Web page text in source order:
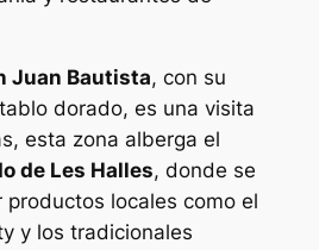
Juan Bautista, con su
dorado, es una visita
esta zona alberga el
de Les Halles, donde se
locales como el
y los tradicionales